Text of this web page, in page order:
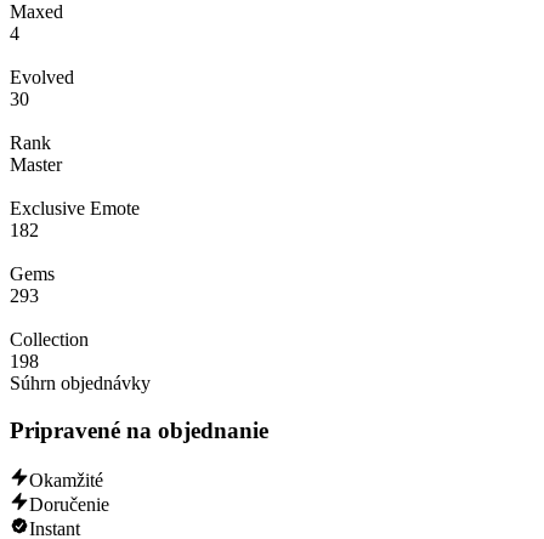
Maxed
4
Evolved
30
Rank
Master
Exclusive Emote
182
Gems
293
Collection
198
Súhrn objednávky
Pripravené na objednanie
Okamžité
Doručenie
Instant